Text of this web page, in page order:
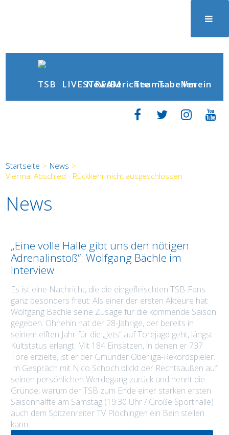
LIVESTREAM
NewsBerichteTeamsTabellenVerein
Startseite > News >
Viermal Abschied - Rückkehr nicht ausgeschlossen
News
„Eine volle Halle gibt uns den nötigen
Adrenalinstoß“: Wolfgang Bächle im
Interview
Es ist eine Nachricht, die die eingefleischten TSB-Fans
ganz besonders freut: Als einer der ersten Akteure hat
Wolfgang Bächle seine Zusage für die kommende Saison
gegeben. Ohnehin hat der 28-Jährige, der bereits in
seinem elften Jahr für die „Jets“ auf Torejagd geht, längst
Kultstatus erlangt. Mit 184 Einsätzen, in denen er 737
Tore erzielte, ist er der Gmünder Oberliga-Rekordspieler.
Im Gespräch mit Nico Schoch blickt der Rechtsaußen auf
seinen persönlichen Werdegang zurück und nennt die
Gründe, warum der TSB zum Ende einer starken ersten
Saisonhälfte am Samstag (19:30 Uhr / Große Sporthalle)
auch dem Spitzenreiter TV Plochingen ein Bein stellen
kann.